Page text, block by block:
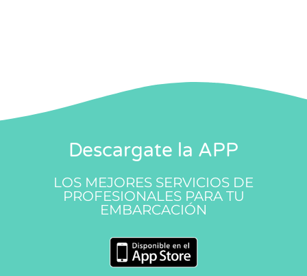
Descargate la APP
LOS MEJORES SERVICIOS DE
PROFESIONALES PARA TU
EMBARCACIÓN